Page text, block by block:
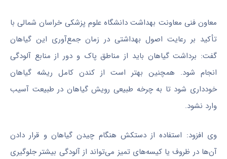
معاون فنی معاونت بهداشت دانشگاه علوم پزشکی خراسان شمالی با
تأکید بر رعایت اصول بهداشتی در زمان جمع‌آوری این گیاهان
گفت: برداشت گیاهان باید از مناطق پاک و دور از منابع آلودگی
انجام شود. همچنین بهتر است از کندن کامل ریشه گیاهان
خودداری شود تا به چرخه طبیعی رویش گیاهان در طبیعت آسیب
وارد نشود.
وی افزود: استفاده از دستکش هنگام چیدن گیاهان و قرار دادن
آن‌ها در ظروف یا کیسه‌های تمیز می‌تواند از آلودگی بیشتر جلوگیری